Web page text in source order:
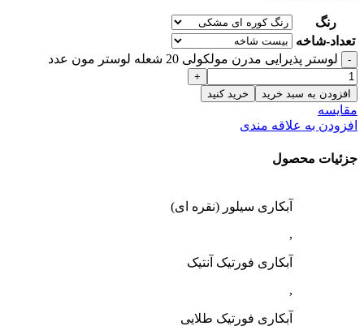
رنگ
تعداد-شاخه
لوستر پذیرایی مدرن مولکولی 20 شعله لوستر مون عدد
افزودن به سبد خرید خرید کنید
مقایسه
افزودن به علاقه مندی
جزئیات محصول
آبکاری سیلور (نقره ای)
,
آبکاری فورتیک آنتیک
,
آبکاری فورتیک طلایی